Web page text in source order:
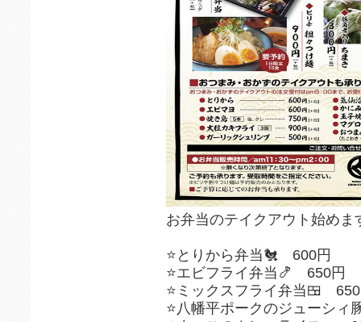
お弁当のテイクアウト始めま
⭐️とりから弁当🐔 600円
⭐️エビフライ弁当🍤 650円
⭐️ミックスフライ弁当🍱
⭐️八幡平ポークのジューシ